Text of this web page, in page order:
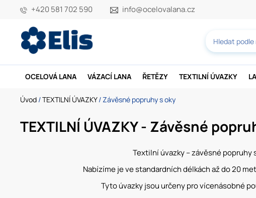
+420 581 702 590 info@ocelovalana.cz
OCELOVÁ LANA VÁZACÍ LANA ŘETĚZY TEXTILNÍ ÚVAZKY
Úvod /TEXTILNÍ ÚVAZKY/ Závěsné popruhy s oky
TEXTILNÍ ÚVAZKY - Závěsné
Textilní úvazky – závěsné popruhy
Nabízíme je ve standardních délkách až do 20
Tyto úvazky jsou určeny pro vícenásobné